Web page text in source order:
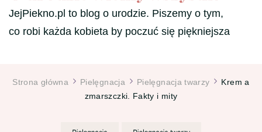
JejPiekno.pl to blog o urodzie. Piszemy o tym,
co robi każda kobieta by poczuć się piękniejsza
Strona główna Pielęgnacja Pielęgnacja twarzy
Krem a
zmarszczki. Fakty i mity